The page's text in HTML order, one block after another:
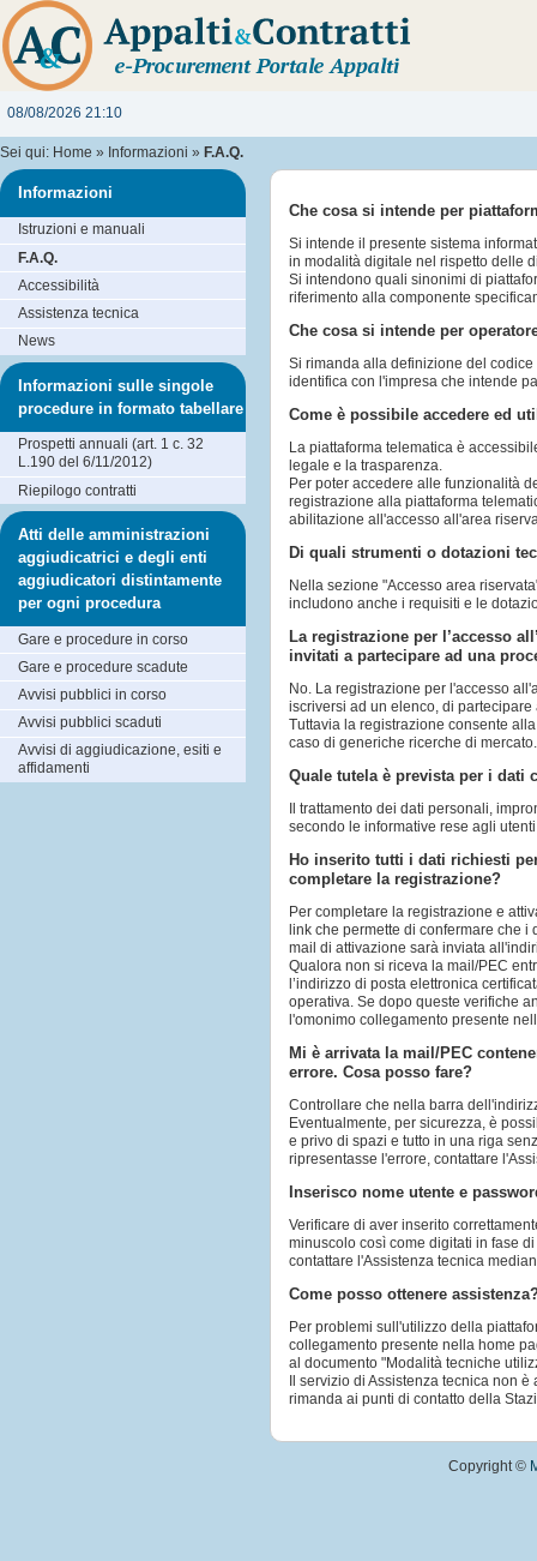
08/08/2026 21:10
Sei qui: Home » Informazioni » F.A.Q.
Che cosa si intende per
Si intende il presente sistema
in modalità digitale nel rispetto delle
Si intendono quali sinonimi di
riferimento alla componente
Che cosa si intende per
Si rimanda alla definizione del
identifica con l'impresa che intende
Come è possibile accedere ed
La piattaforma telematica è
legale e la trasparenza.
Per poter accedere alle funzionalità
registrazione alla piattaforma
abilitazione all'accesso all'area
Di quali strumenti o dotazioni
Nella sezione "Accesso area
includono anche i requisiti e le
La registrazione per l’accesso
invitati a partecipare ad una
No. La registrazione per l'accesso
iscriversi ad un elenco, di
Tuttavia la registrazione consente
caso di generiche ricerche di mercato.
Quale tutela è prevista per i dati
Il trattamento dei dati personali,
secondo le informative rese agli
Ho inserito tutti i dati richiesti
completare la registrazione?
Per completare la registrazione e
link che permette di confermare che
mail di attivazione sarà inviata
Qualora non si riceva la mail/PEC
l’indirizzo di posta elettronica
operativa. Se dopo queste verifiche
l'omonimo collegamento presente
Mi è arrivata la mail/PEC
errore. Cosa posso fare?
Controllare che nella barra
Eventualmente, per sicurezza, è
e privo di spazi e tutto in una riga
ripresentasse l'errore, contattare
Inserisco nome utente e
Verificare di aver inserito
minuscolo così come digitati in fase
contattare l'Assistenza tecnica
Come posso ottenere
Per problemi sull'utilizzo della
collegamento presente nella home
al documento "Modalità tecniche
Il servizio di Assistenza tecnica non
rimanda ai punti di contatto della
Informazioni
Istruzioni e manuali
F.A.Q.
Accessibilità
Assistenza tecnica
News
Informazioni sulle singole
procedure in formato tabellare
Prospetti annuali (art. 1 c. 32
L.190 del 6/11/2012)
Riepilogo contratti
Atti delle amministrazioni
aggiudicatrici e degli enti
aggiudicatori distintamente
per ogni procedura
Gare e procedure in corso
Gare e procedure scadute
Avvisi pubblici in corso
Avvisi pubblici scaduti
Avvisi di aggiudicazione, esiti e
affidamenti
Copyright ©